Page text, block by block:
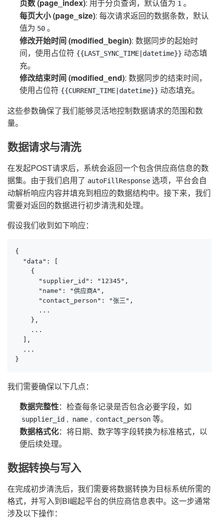
页数 (page_index): 用于分页查询，默认值为 1 。
每页大小 (page_size): 每次请求返回的数据条数，默认
值为 50 。
修改开始时间 (modified_begin): 数据同步的起始时
间，使用占位符 {{LAST_SYNC_TIME|datetime}} 动态填
充。
修改结束时间 (modified_end): 数据同步的结束时间，
使用占位符 {{CURRENT_TIME|datetime}} 动态填充。
这些参数确保了我们能够灵活地控制数据请求的范围和数
量。
数据请求与清洗
在发起POST请求后，系统会返回一个包含供应商信息的数
据集。由于我们启用了 autoFillResponse 选项，平台会自
动解析响应内容并填充到相应的数据结构中。接下来，我们
需要对返回的数据进行初步清洗和处理。
假设我们收到如下响应：
{
  "data": [
    {
      "supplier_id": "12345",
      "name": "供应商A",
      "contact_person": "张三",
      ...
    },
    ...
  ],
  ...
}
我们需要确保以下几点：
数据完整性：检查每条记录是否包含必要字段，如
supplier_id , name , contact_person 等。
数据格式化：将日期、数字等字段转换为标准格式，以
便后续处理。
数据转换与写入
在完成初步清洗后，我们需要将数据转换为目标系统所需的
格式，并写入到BI崛起平台的供应商信息表中。这一步通常
涉及以下操作：